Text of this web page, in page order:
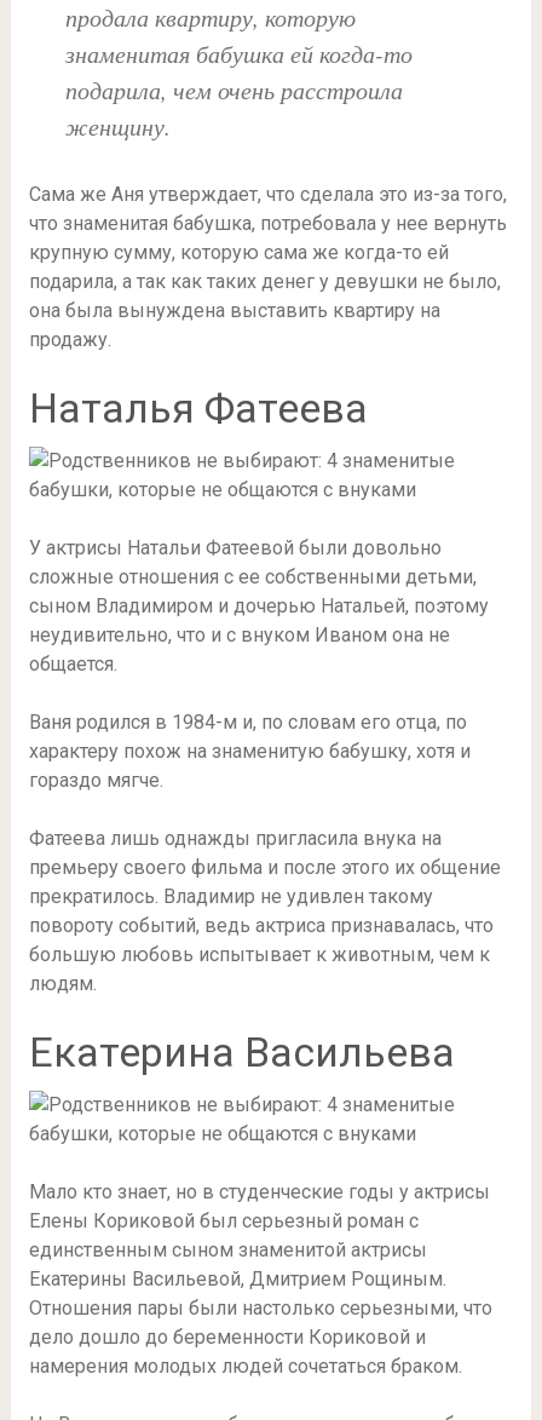
продала квартиру, которую
знаменитая бабушка ей когда-то
подарила, чем очень расстроила
женщину.
Сама же Аня утверждает, что сделала это из-за того,
что знаменитая бабушка, потребовала у нее вернуть
крупную сумму, которую сама же когда-то ей
подарила, а так как таких денег у девушки не было,
она была вынуждена выставить квартиру на
продажу.
Наталья Фатеева
У актрисы Натальи Фатеевой были довольно
сложные отношения с ее собственными детьми,
сыном Владимиром и дочерью Натальей, поэтому
неудивительно, что и с внуком Иваном она не
общается.
Ваня родился в 1984-м и, по словам его отца, по
характеру похож на знаменитую бабушку, хотя и
гораздо мягче.
Фатеева лишь однажды пригласила внука на
премьеру своего фильма и после этого их общение
прекратилось. Владимир не удивлен такому
повороту событий, ведь актриса признавалась, что
большую любовь испытывает к животным, чем к
людям.
Екатерина Васильева
Мало кто знает, но в студенческие годы у актрисы
Елены Кориковой был серьезный роман с
единственным сыном знаменитой актрисы
Екатерины Васильевой, Дмитрием Рощиным.
Отношения пары были настолько серьезными, что
дело дошло до беременности Кориковой и
намерения молодых людей сочетаться браком.